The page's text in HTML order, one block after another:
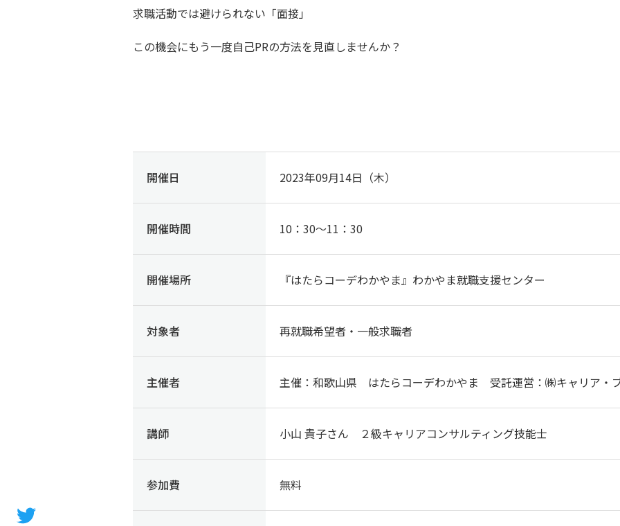
求職活動では避けられない「面接」
この機会にもう一度自己PRの方法を見直しませんか？
開催日 2023年09月14日（木）
開催時間 10：30～11：30
開催場所 『はたらコーデわかやま』わかやま就職支援センター
対象者 再就職希望者・一般求職者
主催者 主催：和歌山県 はたらコーデわかやま 受託運営：㈱キャリア・
講師 小山 貴子さん ２級キャリアコンサルティング技能士
参加費 無料